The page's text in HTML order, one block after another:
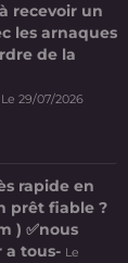
recevoir un
les arnaques
de la
Le 29/07/2026
rapide en
prêt fiable ?
) ✅nous
a tous- Le